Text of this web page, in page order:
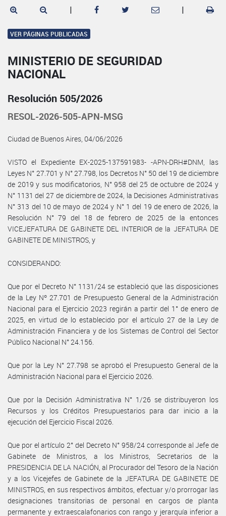
| |
VER PÁGINAS PUBLICADAS
MINISTERIO DE SEGURIDAD
NACIONAL
Resolución 505/2026
RESOL-2026-505-APN-MSG
Ciudad de Buenos Aires, 04/06/2026
VISTO el Expediente EX-2025-137591983- -APN-DRH#DNM, las
Leyes N° 27.701 y N° 27.798, los Decretos N° 50 del 19 de diciembre
de 2019 y sus modificatorios, N° 958 del 25 de octubre de 2024 y
N° 1131 del 27 de diciembre de 2024, la Decisiones Administrativas
N° 313 del 10 de mayo de 2024 y N° 1 del 19 de enero de 2026, la
Resolución N° 79 del 18 de febrero de 2025 de la entonces
VICEJEFATURA DE GABINETE DEL INTERIOR de la JEFATURA DE
GABINETE DE MINISTROS, y
CONSIDERANDO:
Que por el Decreto N° 1131/24 se estableció que las disposiciones
de la Ley Nº 27.701 de Presupuesto General de la Administración
Nacional para el Ejercicio 2023 regirán a partir del 1° de enero de
2025, en virtud de lo establecido por el artículo 27 de la Ley de
Administración Financiera y de los Sistemas de Control del Sector
Público Nacional N° 24.156.
Que por la Ley N° 27.798 se aprobó el Presupuesto General de la
Administración Nacional para el Ejercicio 2026.
Que por la Decisión Administrativa N° 1/26 se distribuyeron los
Recursos y los Créditos Presupuestarios para dar inicio a la
ejecución del Ejercicio Fiscal 2026.
Que por el artículo 2° del Decreto N° 958/24 corresponde al Jefe de
Gabinete de Ministros, a los Ministros, Secretarios de la
PRESIDENCIA DE LA NACIÓN, al Procurador del Tesoro de la Nación
y a los Vicejefes de Gabinete de la JEFATURA DE GABINETE DE
MINISTROS, en sus respectivos ámbitos, efectuar y/o prorrogar las
designaciones transitorias de personal en cargos de planta
permanente y extraescalafonarios con rango y jerarquía inferior a